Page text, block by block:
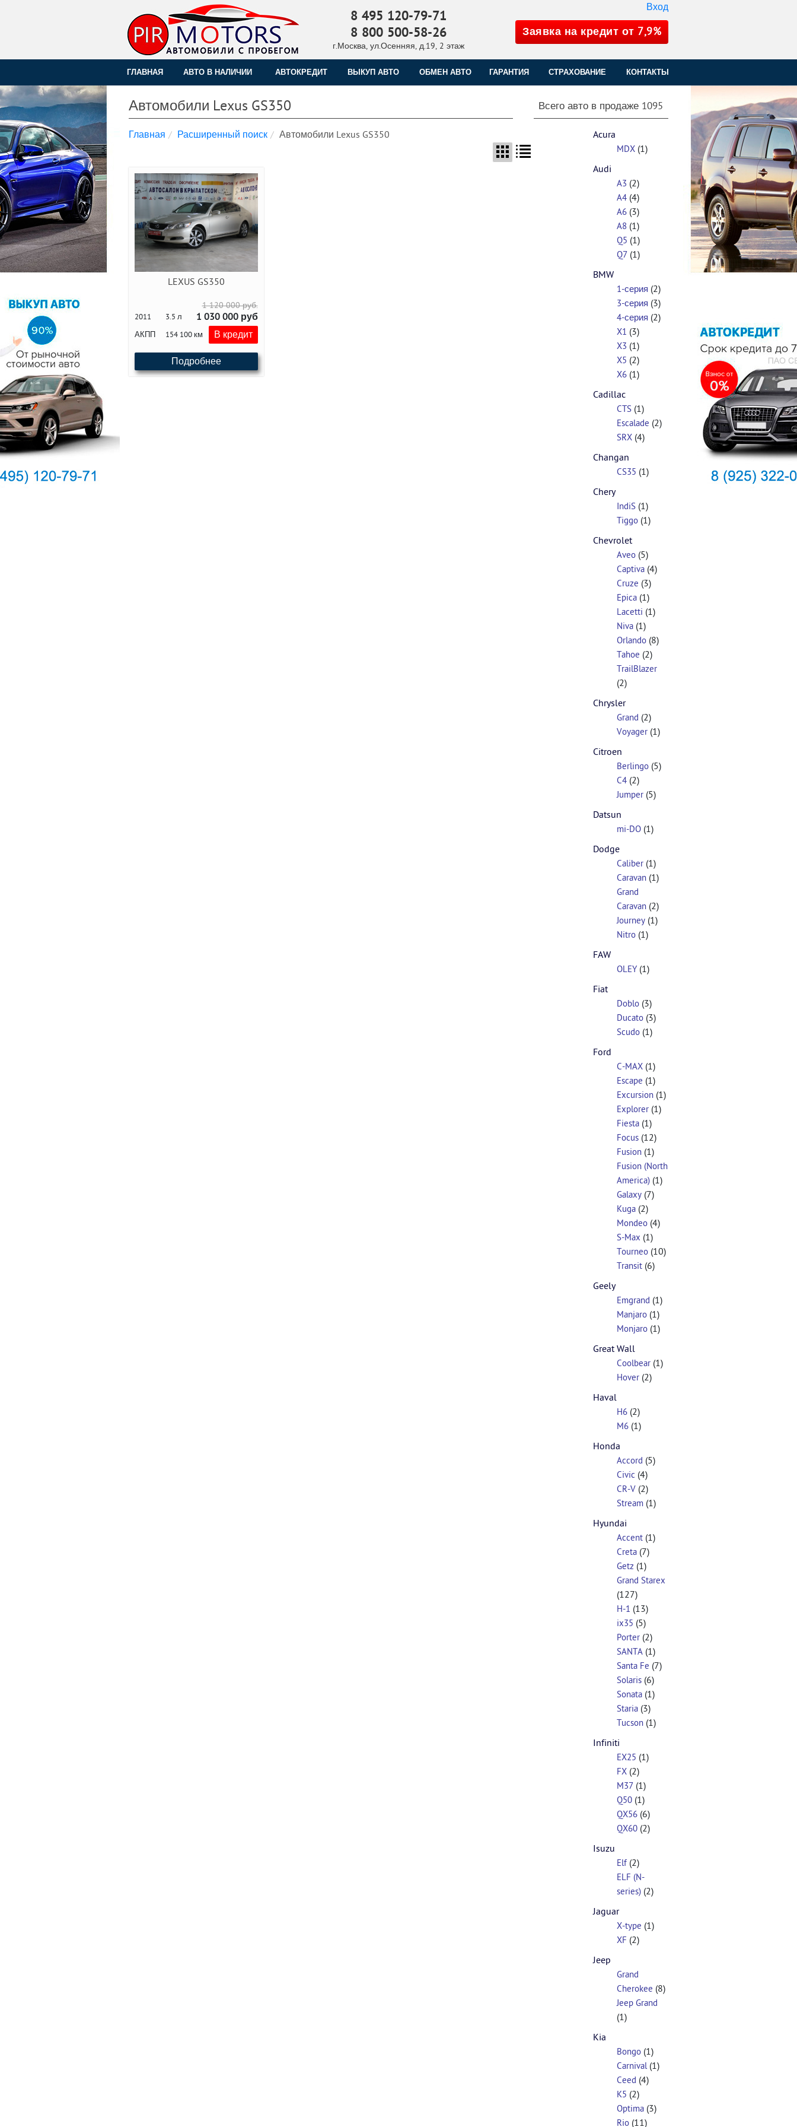
8 495 120-79-71
8 800 500-58-26
г.Москва, ул.Осенняя, д.19, 2 этаж
Вход
Заявка на кредит от 7,9%
ГЛАВНАЯ АВТО В НАЛИЧИИ АВТОКРЕДИТ ВЫКУП АВТО ОБМЕН АВТО ГАРАНТИЯ СТРАХОВАНИЕ КОНТАКТЫ
Автомобили Lexus GS350
Главная Расширенный поиск Автомобили Lexus GS350
LEXUS GS350
1 120 000 руб.
2011 3.5 л 1 030 000 руб
АКПП 154 100 км В кредит
Подробнее
Всего авто в продаже 1095
Acura
MDX(1)
Audi
A3 (2)
A4(4)
A6(3)
A8 (1)
Q5 (1)
Q7(1)
BMW
1-серия (2)
3-серия (3)
4-серия (2)
X1 (3)
X3 (1)
X5 (2)
X6(1)
Cadillac
CTS(1)
Escalade (2)
SRX(4)
Changan
CS35 (1)
Chery
IndiS(1)
Tiggo(1)
Chevrolet
Aveo(5)
Captiva(4)
Cruze (3)
Epica(1)
Lacetti (1)
Niva(1)
Orlando(8)
Tahoe (2)
TrailBlazer
(2)
Chrysler
Grand (2)
Voyager(1)
Citroen
Berlingo(5)
C4(2)
Jumper(5)
Datsun
mi-DO(1)
Dodge
Caliber(1)
Caravan(1)
Grand
Caravan(2)
Journey(1)
Nitro(1)
FAW
OLEY(1)
Fiat
Doblo(3)
Ducato(3)
Scudo(1)
Ford
C-MAX(1)
Escape (1)
Excursion(1)
Explorer(1)
Fiesta(1)
Focus(12)
Fusion(1)
Fusion (North
America)(1)
Galaxy(7)
Kuga(2)
Mondeo(4)
S-Max (1)
Tourneo(10)
Transit(6)
Geely
Emgrand (1)
Manjaro(1)
Monjaro(1)
Great Wall
Coolbear(1)
Hover(2)
Haval
H6(2)
M6(1)
Honda
Accord (5)
Civic (4)
CR-V(2)
Stream(1)
Hyundai
Accent(1)
Creta(7)
Getz (1)
Grand Starex
(127)
H-1 (13)
ix35 (5)
Porter(2)
SANTA(1)
Santa Fe (7)
Solaris(6)
Sonata(1)
Staria(3)
Tucson(1)
Infiniti
EX25 (1)
FX(2)
M37(1)
Q50(1)
QX56(6)
QX60(2)
Isuzu
Elf(2)
ELF (N-
series)(2)
Jaguar
X-type (1)
XF (2)
Jeep
Grand
Cherokee (8)
Jeep Grand
(1)
Kia
Bongo(1)
Carnival(1)
Ceed (4)
K5 (2)
Optima(3)
Rio(11)